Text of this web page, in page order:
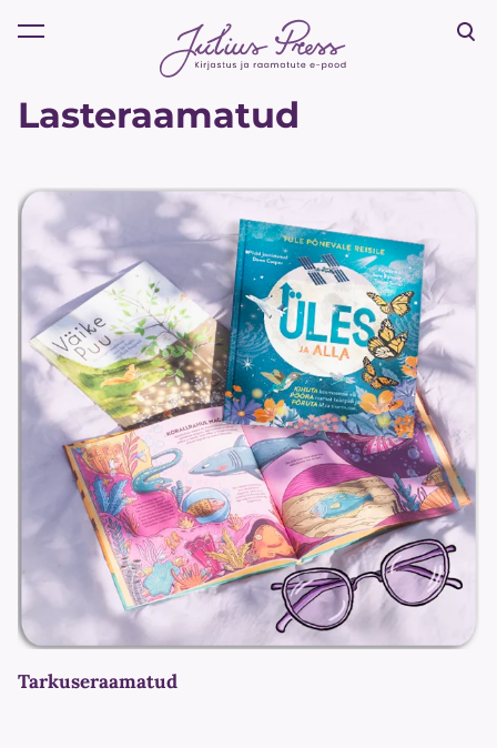
lisati ostukorvi. Vaata ostukorvi
Lasteraamatud
Tarkuseraamatud